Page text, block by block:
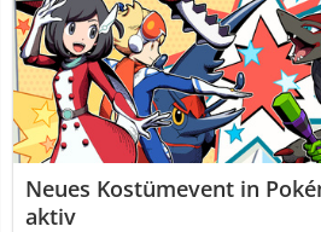
Neues Kostümevent in
aktiv